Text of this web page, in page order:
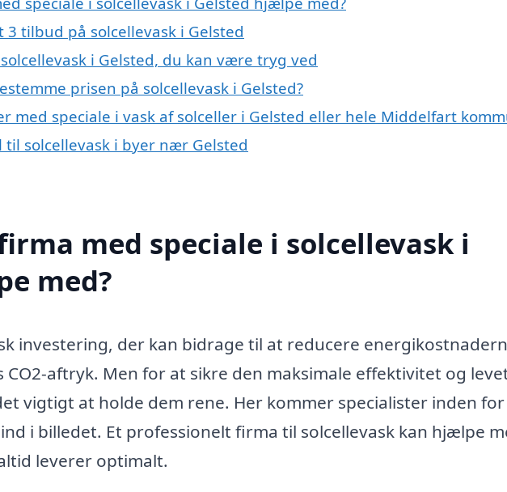
tilbud på solcellevask i Gelsted
i Gelsted, du kan være tryg ved
prisen på solcellevask i Gelsted?
med speciale i vask af solceller i Gelsted eller hele Middelfart
til solcellevask i byer nær Gelsted
med speciale i solcellevask i
med?
investering, der kan bidrage til at reducere
CO2-aftryk. Men for at sikre den maksimale effektivitet og
vigtigt at holde dem rene. Her kommer specialister inden for
ind i billedet. Et professionelt firma til solcellevask kan hjælpe
leverer optimalt.